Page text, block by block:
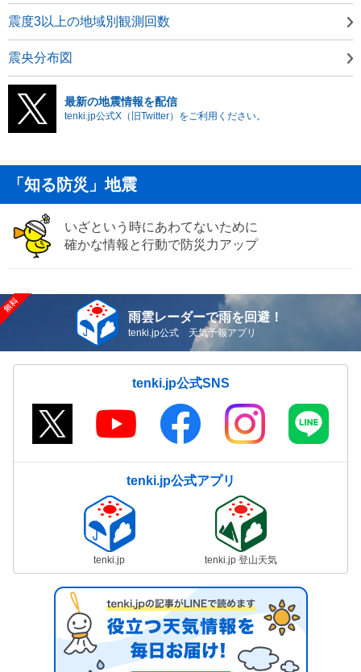
震度3以上の地域別観測回数
震央分布図
最新の地震情報を配信
tenki.jp公式X（旧Twitter）をご利用ください。
「知る防災」地震
いざという時にあわてないために
確かな情報と行動で防災力アップ
雨雲レーダーで雨を回避！
tenki.jp公式 天気予報アプリ
tenki.jp公式SNS
tenki.jp公式アプリ
tenki.jp tenki.jp 登山天気